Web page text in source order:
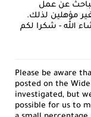
عن عمل
مؤهلين لذلك.
الله - شكرا لكم
Please be aware
posted on the
investigated, but
possible for us to